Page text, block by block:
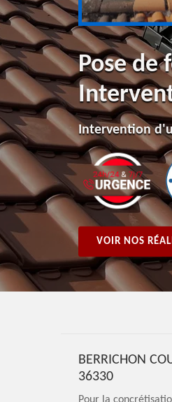
Pose de
Intervention
VOIR NOS
BERRICHON
36330